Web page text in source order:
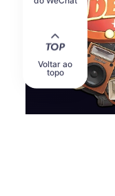
Voltar ao
topo